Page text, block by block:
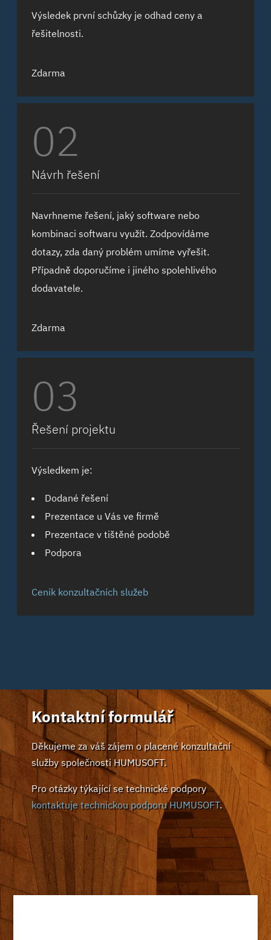
Výsledek první schůzky je odhad ceny a
řešitelnosti.
Zdarma
02
Návrh řešení
Navrhneme řešení, jaký software nebo
kombinaci softwaru využít. Zodpovídáme
dotazy, zda daný problém umíme vyřešit.
Případně doporučíme i jiného spolehlivého
dodavatele.
Zdarma
03
Řešení projektu
Výsledkem je:
Dodané řešení
Prezentace u Vás ve firmě
Prezentace v tištěné podobě
Podpora
Cenik konzultačních služeb
Kontaktní formulář
Děkujeme za váš zájem o placené konzultační
služby společnosti HUMUSOFT.
Pro otázky týkající se technické podpory
kontaktuje technickou podporu HUMUSOFT.